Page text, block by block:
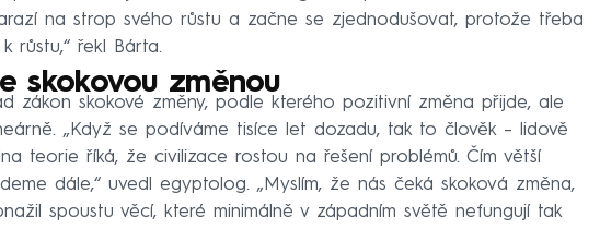
na strop svého růstu a začne se zjednodušovat, protože třeba
růstu,“ řekl Bárta.
skokovou změnou
zákon skokové změny, podle kterého pozitivní změna přijde, ale
„Když se podíváme tisíce let dozadu, tak to člověk – lidově
teorie říká, že civilizace rostou na řešení problémů. Čím větší
dále,“ uvedl egyptolog. „Myslím, že nás čeká skoková změna,
spoustu věcí, které minimálně v západním světě nefungují tak